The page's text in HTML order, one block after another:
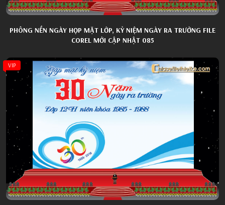
PHÔNG NỀN NGÀY HỌP MẶT LỚP, KỶ NIỆM NGÀY RA TRƯỜNG FILE
COREL MỚI CẬP NHẬT 085
VIP